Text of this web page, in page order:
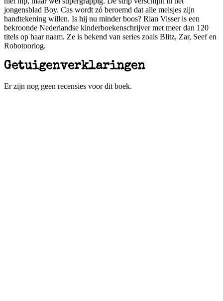
jongensblad Boy. Cas wordt zó beroemd dat alle meisjes zijn
handtekening willen. Is hij nu minder boos? Rian Visser is een
bekroonde Nederlandse kinderboekenschrijver met meer dan 120
titels op haar naam. Ze is bekend van series zoals Blitz, Zar, Seef en
Robotoorlog.
Getuigenverklaringen
Er zijn nog geen recensies voor dit boek.